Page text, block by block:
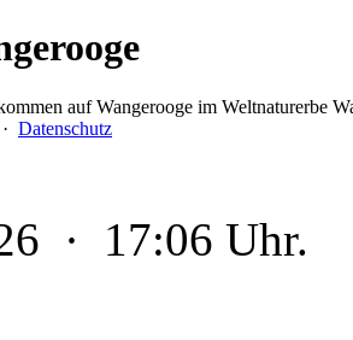
auf Wangerooge im Weltnaturerbe
· Datenschutz
· 17:06 Uhr.